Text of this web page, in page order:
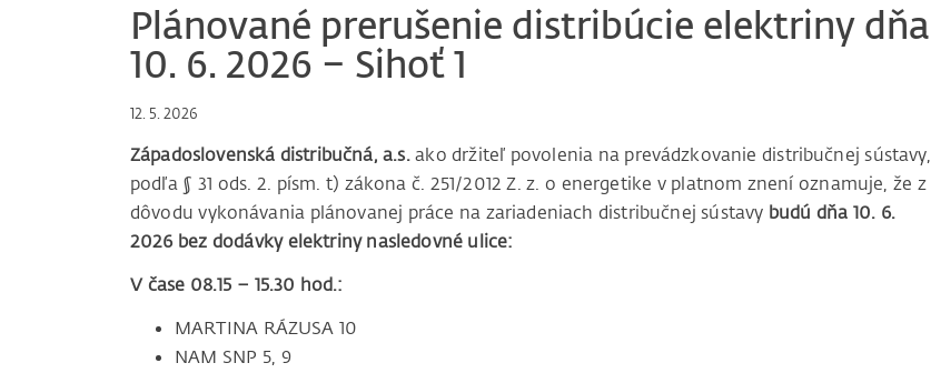
Plánované prerušenie distribúcie elektriny dňa
10. 6. 2026 – Sihoť 1
12. 5. 2026
Západoslovenská distribučná, a.s.ako držiteľ povolenia na prevádzkovanie distribučnej sústavy,
podľa § 31 ods. 2. písm. t) zákona č. 251/2012 Z. z. o energetike v platnom znení oznamuje, že z
dôvodu vykonávania plánovanej práce na zariadeniach distribučnej sústavy budú dňa 10. 6.
2026 bez dodávky elektriny nasledovné ulice:
V čase 08.15 – 15.30 hod.:
MARTINA RÁZUSA 10
NAM SNP 5, 9